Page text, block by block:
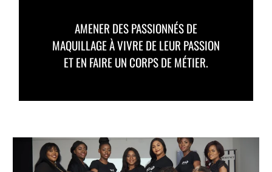
AMENER DES PASSIONNÉS DE
MAQUILLAGE À VIVRE DE LEUR PASSION
ET EN FAIRE UN CORPS DE MÉTIER.